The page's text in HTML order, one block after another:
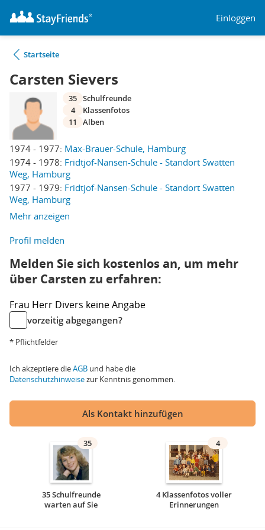
Einloggen
Startseite
Carsten Sievers
1974 - 1977: Max-Brauer-Schule, Hamburg
1974 - 1978: Fridtjof-Nansen-Schule - Standort Swatten
Weg, Hamburg
1977 - 1979: Fridtjof-Nansen-Schule - Standort Swatten
Weg, Hamburg
Mehr anzeigen
35 Schulfreunde
4
Klassenfotos
11
Alben
Profil melden
Melden Sie sich kostenlos an, um mehr
über Carsten zu erfahren:
Frau Herr Divers keine Angabe
vorzeitig abgegangen?
* Pflichtfelder
Ich akzeptiere dieAGB und habe die
Datenschutzhinweisezur Kenntnis genommen.
Als Kontakt hinzufügen
35
35 Schulfreunde
warten auf Sie
4
4 Klassenfotos voller
Erinnerungen